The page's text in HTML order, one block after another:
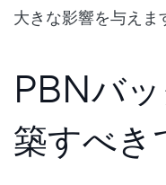
大きな影響を与えま
PBNバ
築すべき